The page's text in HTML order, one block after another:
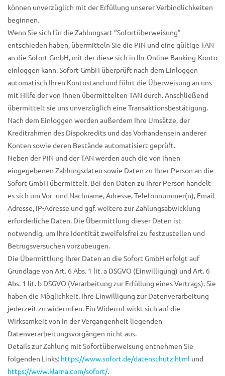
können unverzüglich mit der Erfüllung unserer Verbindlichkeiten
beginnen.
Wenn Sie sich für die Zahlungsart “Sofortüberweisung”
entschieden haben, übermitteln Sie die PIN und eine gültige TAN
an die Sofort GmbH, mit der diese sich in Ihr Online-Banking-Konto
einloggen kann. Sofort GmbH überprüft nach dem Einloggen
automatisch Ihren Kontostand und führt die Überweisung an uns
mit Hilfe der von Ihnen übermittelten TAN durch. Anschließend
übermittelt sie uns unverzüglich eine Transaktionsbestätigung.
Nach dem Einloggen werden außerdem Ihre Umsätze, der
Kreditrahmen des Dispokredits und das Vorhandensein anderer
Konten sowie deren Bestände automatisiert geprüft.
Neben der PIN und der TAN werden auch die von Ihnen
eingegebenen Zahlungsdaten sowie Daten zu Ihrer Person an die
Sofort GmbH übermittelt. Bei den Daten zu Ihrer Person handelt
es sich um Vor- und Nachname, Adresse, Telefonnummer(n), Email-
Adresse, IP-Adresse und ggf. weitere zur Zahlungsabwicklung
erforderliche Daten. Die Übermittlung dieser Daten ist
notwendig, um Ihre Identität zweifelsfrei zu festzustellen und
Betrugsversuchen vorzubeugen.
Die Übermittlung Ihrer Daten an die Sofort GmbH erfolgt auf
Grundlage von Art. 6 Abs. 1 lit. a DSGVO (Einwilligung) und Art. 6
Abs. 1 lit. b DSGVO (Verarbeitung zur Erfüllung eines Vertrags). Sie
haben die Möglichkeit, Ihre Einwilligung zur Datenverarbeitung
jederzeit zu widerrufen. Ein Widerruf wirkt sich auf die
Wirksamkeit von in der Vergangenheit liegenden
Datenverarbeitungsvorgängen nicht aus.
Details zur Zahlung mit Sofortüberweisung entnehmen Sie
folgenden Links: https://www.sofort.de/datenschutz.html und
https://www.klarna.com/sofort/.